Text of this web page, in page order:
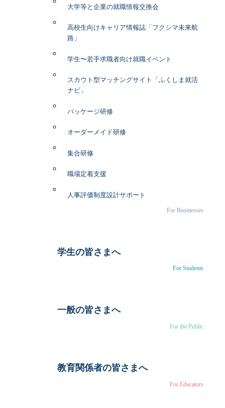
大学等と企業の就職情報交換会
高校生向けキャリア情報誌「フクシマ未来航
路」
学生〜若手求職者向け就職イベント
スカウト型マッチングサイト「ふくしま就活
ナビ」
パッケージ研修
オーダーメイド研修
集合研修
職場定着支援
人事評価制度設計サポート
For Businesses
学生の皆さまへ
For Students
一般の皆さまへ
For the Public
教育関係者の皆さまへ
For Educators